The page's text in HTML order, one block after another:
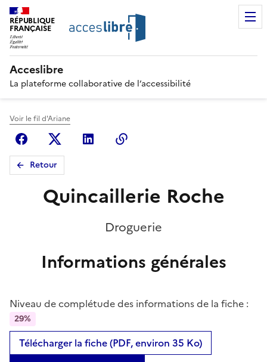
RÉPUBLIQUE
FRANÇAISE
Acceslibre
La plateforme collaborative de l’accessibilité
Voir le fil d'Ariane
FacebookX (anciennement Twitter)
Linkedin
Retour
Quincaillerie Roche
Droguerie
Informations générales
Niveau de complétude des informations de la fiche :
29%
Télécharger la fiche (PDF, environ 35 Ko)